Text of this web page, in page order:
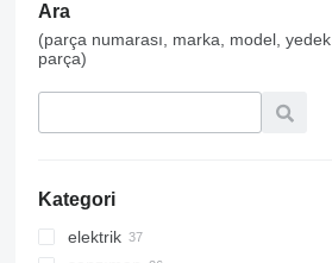
Ara
(parça numarası, marka, model, yedek
parça)
Kategori
elektrik